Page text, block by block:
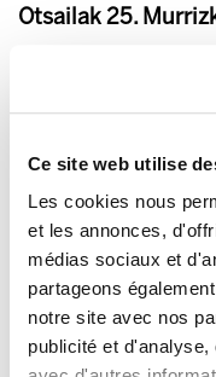
Ce site web utilise
Les cookies nous
et les annonces,
médias sociaux et
partageons
notre site avec nos
publicité et
Otsailak 25.